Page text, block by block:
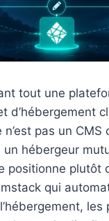
tout une
d’hébergement
pas un CMS
un hébergeur
positionne plutôt
qui
les